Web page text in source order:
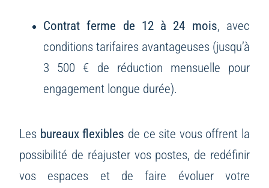
Contrat ferme de 12 à 24 mois, avec
conditions tarifaires avantageuses (jusqu’à
3 500 € de réduction mensuelle pour
engagement longue durée).
Les bureaux flexibles de ce site vous offrent la
possibilité de réajuster vos postes, de redéfinir
vos espaces et de faire évoluer votre